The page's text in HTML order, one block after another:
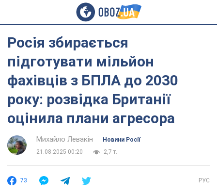
Росія збирається
підготувати мільйон
фахівців з БПЛА до 2030
року: розвідка Британії
оцінила плани агресора
Михайло Левакін
Новини Росії
21.08.2025 00:20
2,7 т.
73 РУС